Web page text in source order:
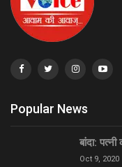
Popular News
बांदा:
Oct 9, 2020